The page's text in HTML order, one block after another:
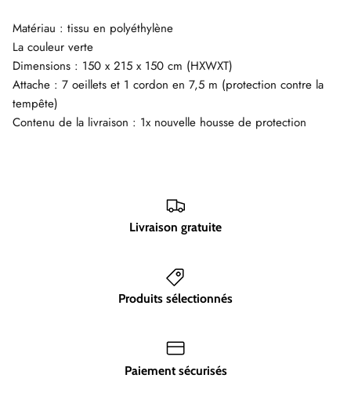
Matériau : tissu en polyéthylène
La couleur verte
Dimensions : 150 x 215 x 150 cm (HXWXT)
Attache : 7 oeillets et 1 cordon en 7,5 m (protection contre la
tempête)
Contenu de la livraison : 1x nouvelle housse de protection
Livraison gratuite
Produits sélectionnés
Paiement sécurisés